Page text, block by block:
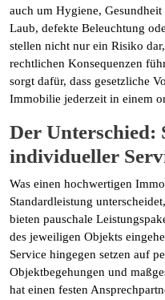
auch um Hygiene,
Laub, defekte Beleuchtung
stellen nicht nur ein Risiko
rechtlichen Konsequenzen
sorgt dafür, dass gesetzliche
Immobilie jederzeit in einem
Der Unterschied:
individueller
Was einen hochwertigen
Standardleistung
bieten pauschale
des jeweiligen Objekts
Service hingegen setzen auf
Objektbegehungen und
hat einen festen